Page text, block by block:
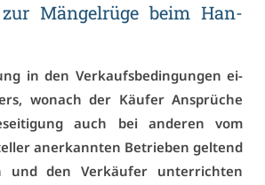
zur Män­gel­rü­ge beim Han­
in den Ver­kaufs­be­din­gun­gen ei­
wo­nach der Käu­fer An­sprü­che
auch bei an­de­ren vom
an­er­kann­ten Be­trie­ben gel­tend
und den Ver­käu­fer un­ter­rich­ten